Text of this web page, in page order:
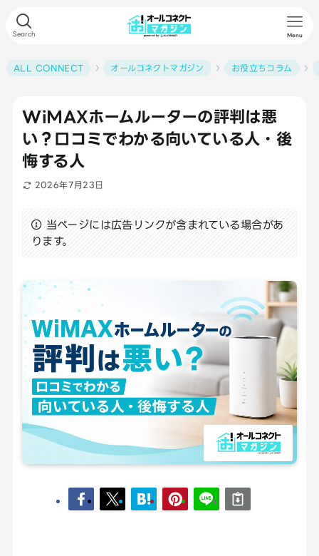
Search Menu
ALL CONNECT オールコネクトマガジン お役立ちコラム
WiMAXホームルーターの評判は悪
い？口コミでわかる向いている人・後
悔する人
2026年7月23日
当ページには広告リンクが含まれている場合があ
ります。